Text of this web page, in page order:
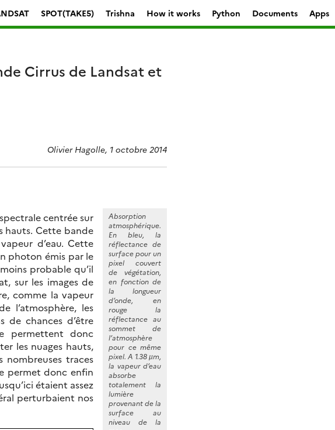
SPOT(TAKE5) Trishna How it works Python Documents Apps
Cirrus de Landsat et
Olivier Hagolle, 1 octobre 2014
Absorption
atmosphérique.
En bleu, la
réflectance de
surface pour un
pixel couvert
de végétation,
en fonction de
la longueur
d’onde, en
rouge la
réflectance au
sommet de
l’atmosphère
pour ce même
pixel. A 1.38 µm,
la vapeur d’eau
absorbe
totalement la
lumière
provenant de la
surface au
niveau de la
centrée sur
hauts. Cette bande
d’eau. Cette
photon émis par le
probable qu’il
sur les images de
comme la vapeur
l’atmosphère, les
de chances d’être
permettent donc
les nuages hauts,
nombreuses traces
permet donc enfin
étaient assez
perturbaient nos